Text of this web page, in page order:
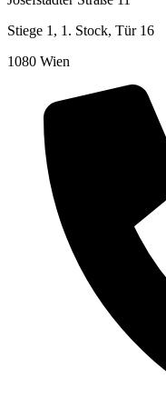
Stiege 1, 1. Stock, Tür 16
1080 Wien